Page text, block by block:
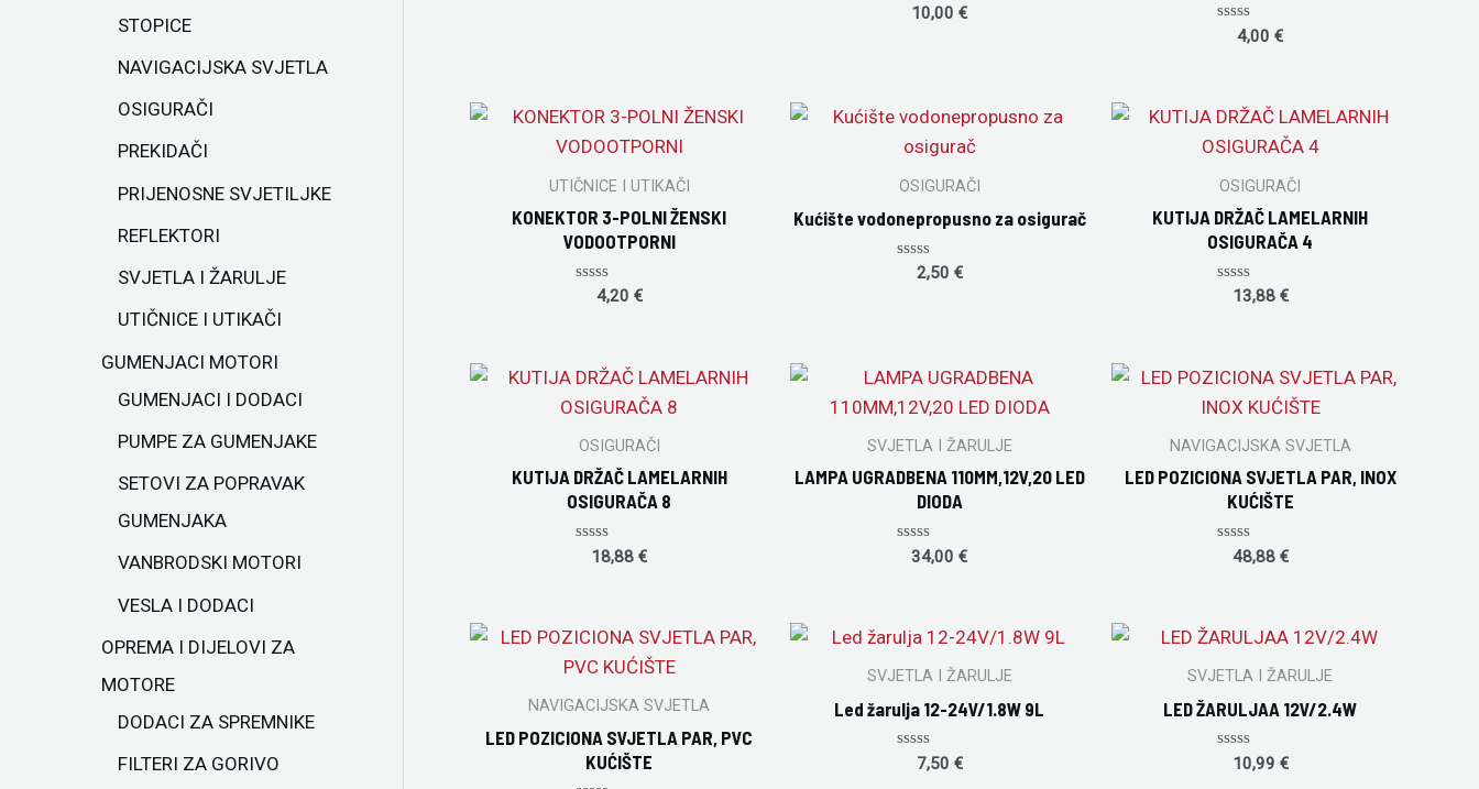
STOPICE
NAVIGACIJSKA SVJETLA
OSIGURAČI
PREKIDAČI
PRIJENOSNE SVJETILJKE
REFLEKTORI
SVJETLA I ŽARULJE
UTIČNICE I UTIKAČI
GUMENJACI MOTORI
GUMENJACI I DODACI
PUMPE ZA GUMENJAKE
SETOVI ZA POPRAVAK
GUMENJAKA
VANBRODSKI MOTORI
VESLA I DODACI
OPREMA I DIJELOVI ZA
MOTORE
DODACI ZA SPREMNIKE
FILTERI ZA GORIVO
Rated
10,00€
Rated
4,00€
UTIČNICE I UTIKAČI
KONEKTOR 3-POLNI ŽENSKI
VODOOTPORNI
Rated
4,20 €
OSIGURAČI
Kućište vodonepropusno za osigurač
Rated
2,50 €
OSIGURAČI
KUTIJA DRŽAČ LAMELARNIH
OSIGURAČA 4
Rated
13,88 €
OSIGURAČI
KUTIJA DRŽAČ LAMELARNIH
OSIGURAČA 8
Rated
18,88€
SVJETLA I ŽARULJE
LAMPA UGRADBENA 110MM,12V,20 LED
DIODA
Rated
34,00€
NAVIGACIJSKA SVJETLA
LED POZICIONA SVJETLA PAR, INOX
KUĆIŠTE
Rated
48,88 €
NAVIGACIJSKA SVJETLA
LED POZICIONA SVJETLA PAR, PVC
KUĆIŠTE
SVJETLA I ŽARULJE
Led žarulja 12-24V/1.8W 9L
Rated
7,50 €
SVJETLA I ŽARULJE
LED ŽARULJAA 12V/2.4W
Rated
10,99 €